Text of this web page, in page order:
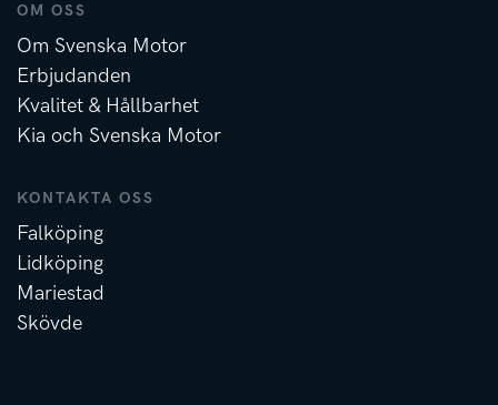
OM OSS
Om Svenska Motor
Erbjudanden
Kvalitet & Hållbarhet
Kia och Svenska Motor
KONTAKTA OSS
Falköping
Lidköping
Mariestad
Skövde